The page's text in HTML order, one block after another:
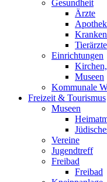
Gesundheit
Ärzte
Tierärzte
Einrichtungen
Museen
Kommunale
Freizeit & Tourismus
Museen
Vereine
Jugendtreff
Freibad
Freibad